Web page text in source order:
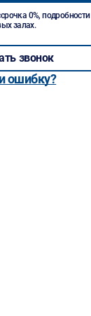
0%, подробности
залах.
звонок
ошибку?